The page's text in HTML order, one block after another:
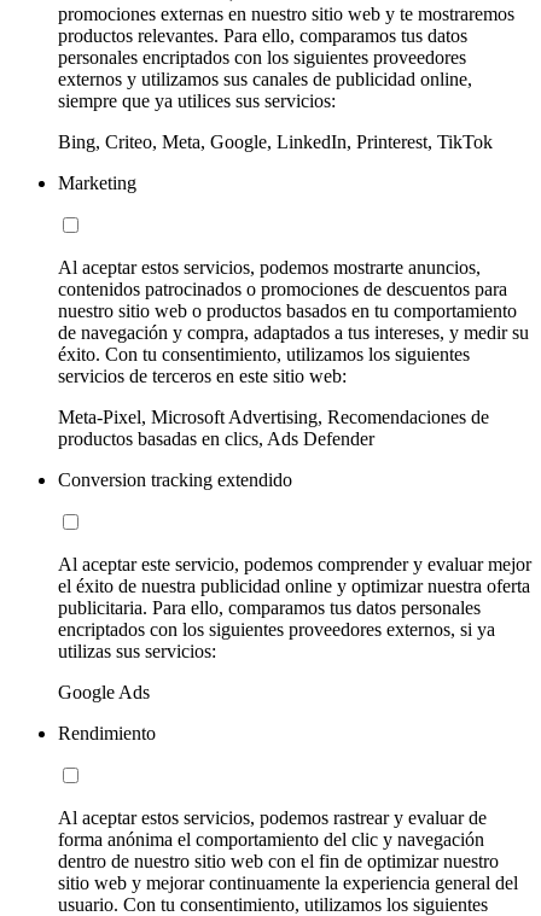
promociones externas en nuestro sitio web y te mostraremos
productos relevantes. Para ello, comparamos tus datos
personales encriptados con los siguientes proveedores
externos y utilizamos sus canales de publicidad online,
siempre que ya utilices sus servicios:
Bing, Criteo, Meta, Google, LinkedIn, Printerest, TikTok
Marketing
Al aceptar estos servicios, podemos mostrarte anuncios,
contenidos patrocinados o promociones de descuentos para
nuestro sitio web o productos basados en tu comportamiento
de navegación y compra, adaptados a tus intereses, y medir su
éxito. Con tu consentimiento, utilizamos los siguientes
servicios de terceros en este sitio web:
Meta-Pixel, Microsoft Advertising, Recomendaciones de
productos basadas en clics, Ads Defender
Conversion tracking extendido
Al aceptar este servicio, podemos comprender y evaluar mejor
el éxito de nuestra publicidad online y optimizar nuestra oferta
publicitaria. Para ello, comparamos tus datos personales
encriptados con los siguientes proveedores externos, si ya
utilizas sus servicios:
Google Ads
Rendimiento
Al aceptar estos servicios, podemos rastrear y evaluar de
forma anónima el comportamiento del clic y navegación
dentro de nuestro sitio web con el fin de optimizar nuestro
sitio web y mejorar continuamente la experiencia general del
usuario. Con tu consentimiento, utilizamos los siguientes